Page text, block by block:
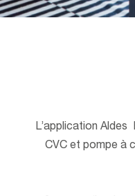
L’application Aldes
CVC et pompe à